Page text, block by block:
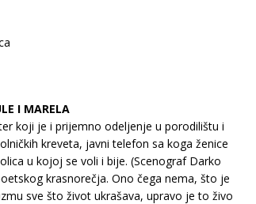
I MARELA
koji je i prijemno odeljenje u porodilištu i
kreveta, javni telefon sa koga ženice
u kojoj se voli i bije. (Scenograf Darko
krasnorečja. Ono čega nema, što je
sve što život ukrašava, upravo je to živo